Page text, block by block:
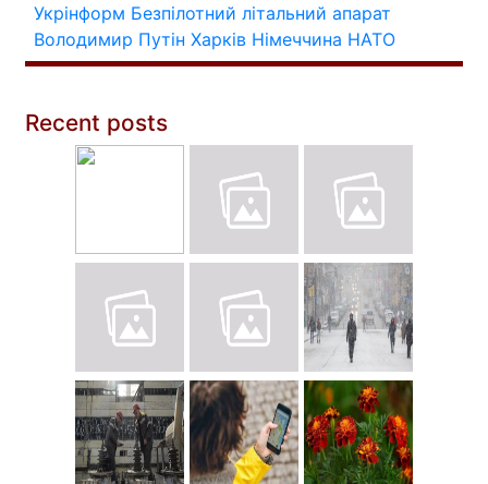
Укрінформ Безпілотний літальний апарат
Володимир Путін Харків Німеччина НАТО
Recent posts